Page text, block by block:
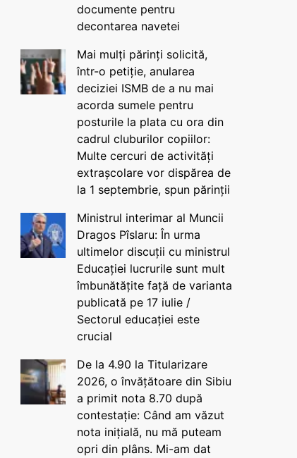
documente pentru
decontarea navetei
Mai mulți părinți solicită,
într-o petiție, anularea
deciziei ISMB de a nu mai
acorda sumele pentru
posturile la plata cu ora din
cadrul cluburilor copiilor:
Multe cercuri de activități
extrașcolare vor dispărea de
la 1 septembrie, spun părinții
Ministrul interimar al Muncii
Dragos Pîslaru: În urma
ultimelor discuții cu ministrul
Educației lucrurile sunt mult
îmbunătățite față de varianta
publicată pe 17 iulie /
Sectorul educației este
crucial
De la 4.90 la Titularizare
2026, o învățătoare din Sibiu
a primit nota 8.70 după
contestație: Când am văzut
nota inițială, nu mă puteam
opri din plâns. Mi-am dat